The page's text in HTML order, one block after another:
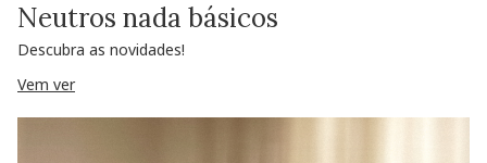
Neutros nada básicos
Descubra as novidades!
Vem ver